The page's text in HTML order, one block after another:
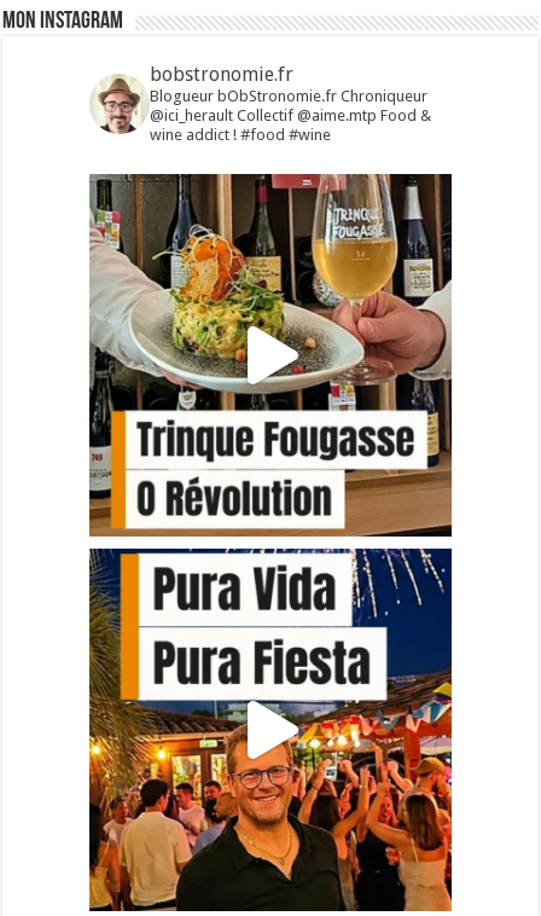
Mon Instagram
bobstronomie.fr
Blogueur bObStronomie.fr Chroniqueur
@ici_heraultCollectif @aime.mtp Food &
wine addict !#food #wine